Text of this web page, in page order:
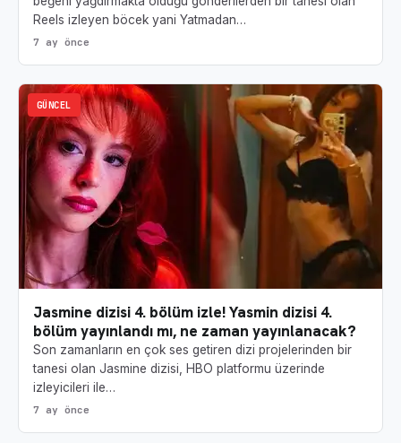
Reels izleyen böcek yani Yatmadan…
7 ay önce
GÜNCEL
Jasmine dizisi 4. bölüm izle! Yasmin dizisi 4.
bölüm yayınlandı mı, ne zaman yayınlanacak?
Son zamanların en çok ses getiren dizi projelerinden bir
tanesi olan Jasmine dizisi, HBO platformu üzerinde
izleyicileri ile…
7 ay önce